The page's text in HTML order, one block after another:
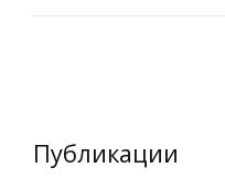
Публикации